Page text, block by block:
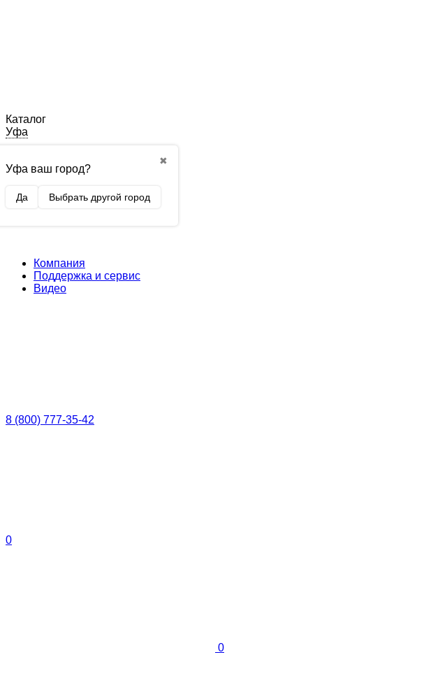
Каталог
Уфа
✖
Уфа ваш город?
Да Выбрать другой город
Компания
Поддержка и сервис
Видео
8 (800) 777-35-42
0
0